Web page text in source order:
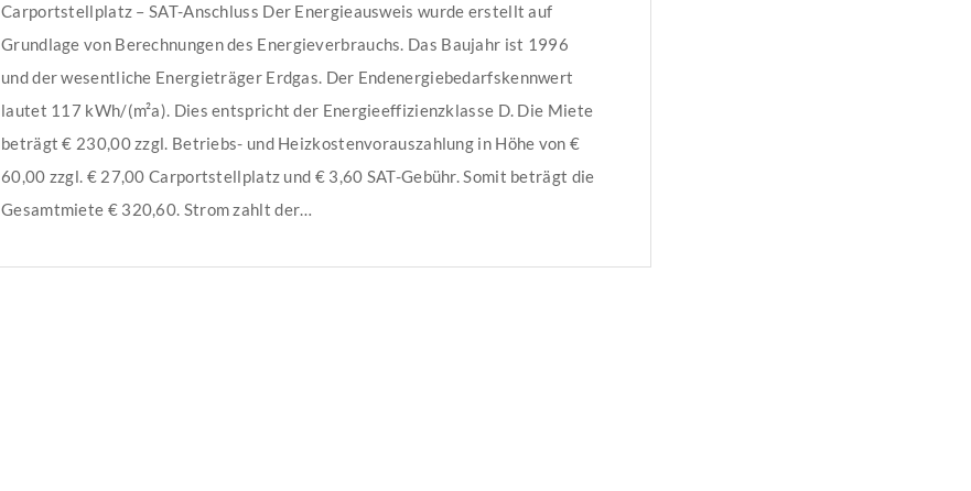
Carportstellplatz – SAT-Anschluss Der Energieausweis wurde erstellt auf
Grundlage von Berechnungen des Energieverbrauchs. Das Baujahr ist 1996
und der wesentliche Energieträger Erdgas. Der Endenergiebedarfskennwert
lautet 117 kWh/(m²a). Dies entspricht der Energieeffizienzklasse D. Die Miete
beträgt € 230,00 zzgl. Betriebs- und Heizkostenvorauszahlung in Höhe von €
60,00 zzgl. € 27,00 Carportstellplatz und € 3,60 SAT-Gebühr. Somit beträgt die
Gesamtmiete € 320,60. Strom zahlt der…